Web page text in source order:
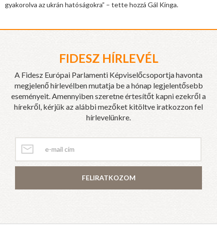
gyakorolva az ukrán hatóságokra” – tette hozzá Gál Kinga.
FIDESZ HÍRLEVÉL
A Fidesz Európai Parlamenti Képviselőcsoportja havonta
megjelenő hírlevélben mutatja be a hónap legjelentősebb
eseményeit. Amennyiben szeretne értesítőt kapni ezekről a
hírekről, kérjük az alábbi mezőket kitöltve iratkozzon fel
hírlevelünkre.
FELIRATKOZOM